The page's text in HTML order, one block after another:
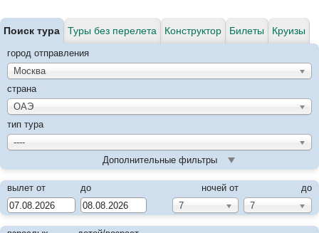
Поиск тура Туры без перелета Конструктор Билеты Круизы
город отправления
Москва
страна
ОАЭ
тип тура
----
Дополнительные фильтры
вылет от
ночей от
7
до
до
7